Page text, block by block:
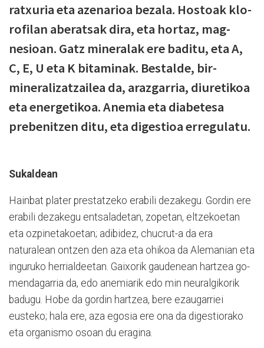
ratxuria eta azenarioa bezala. Hostoak klo­
rofilan aberatsak dira, eta hortaz, mag­
nesioan. Gatz mineralak ere baditu, eta A,
C, E, U eta K bitaminak. Bestalde, bir­
mineralizatzailea da, arazgarria, diu­re­ti­koa
eta energetikoa. Anemia eta dia­be­tesa
prebenitzen ditu, eta digestioa erre­gulatu.
Sukaldean
Hainbat plater prestatzeko erabili de­zakegu. Gordin ere
erabili dezakegu en­tsaladetan, zopetan, eltzekoetan
eta oz­pinetakoetan; adibidez, chucrut-a da era
naturalean ontzen den aza eta ohi­koa da Alemanian eta
inguruko he­rrial­de­etan. Gaixorik gaudenean hartzea go­
mendagarria da, edo anemiarik edo min neuralgikorik
badugu. Hobe da gordin hartzea, bere ezaugarriei
eusteko; hala ere, aza egosia ere ona da digestiorako
eta organismo osoan du eragina.